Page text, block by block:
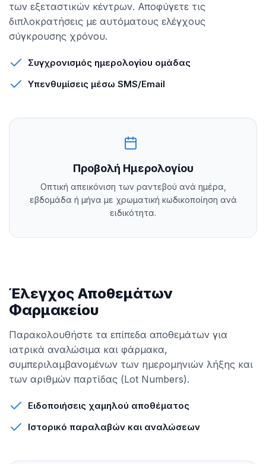
των εξεταστικών κέντρων. Αποφύγετε τις
διπλοκρατήσεις με αυτόματους ελέγχους
σύγκρουσης χρόνου.
Συγχρονισμός ημερολογίου ομάδας
Υπενθυμίσεις μέσω SMS/Email
Προβολή Ημερολογίου
Οπτική απεικόνιση των ραντεβού ανά ημέρα,
εβδομάδα ή μήνα με χρωματική κωδικοποίηση ανά
ειδικότητα.
Έλεγχος Αποθεμάτων
Φαρμακείου
Παρακολουθήστε τα επίπεδα αποθεμάτων για
ιατρικά αναλώσιμα και φάρμακα,
συμπεριλαμβανομένων των ημερομηνιών λήξης και
των αριθμών παρτίδας (Lot Numbers).
Ειδοποιήσεις χαμηλού αποθέματος
Ιστορικό παραλαβών και αναλώσεων